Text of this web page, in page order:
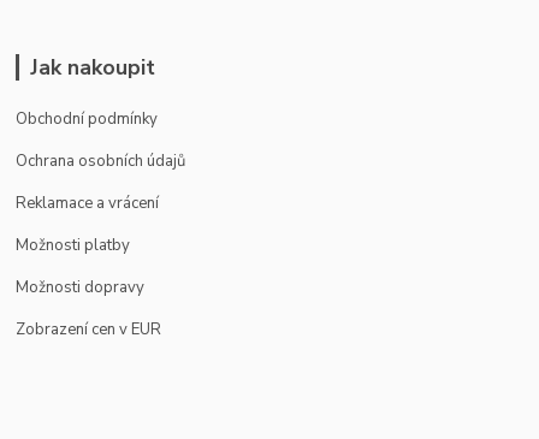
Jak nakoupit
Obchodní podmínky
Ochrana osobních údajů
Reklamace a vrácení
Možnosti platby
Možnosti dopravy
Zobrazení cen v EUR